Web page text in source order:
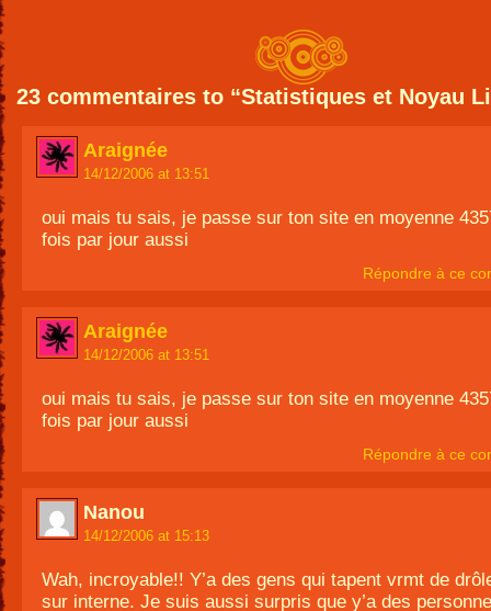
23 commentaires to “Statistiques et Noyau
Araignée
14/12/2006 at 13:51
oui mais tu sais, je passe sur ton site en moyenne
fois par jour aussi
Répondre à ce
Araignée
14/12/2006 at 13:51
oui mais tu sais, je passe sur ton site en moyenne
fois par jour aussi
Répondre à ce
Nanou
14/12/2006 at 15:13
Wah, incroyable!! Y’a des gens qui tapent vrmt de
sur interne. Je suis aussi surpris que y’a des